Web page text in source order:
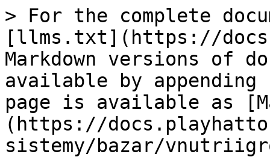
> For the complete
[llms.txt](https://
Markdown versions of
available by
page is available as
(https://
sistemy/bazar/